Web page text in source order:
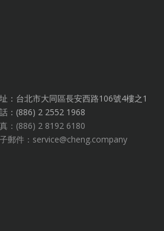
：台北市大同區長安西路106號4樓之1
：(886) 2 2552 1968
：(886) 2 8192 6180
郵件：service@cheng.company